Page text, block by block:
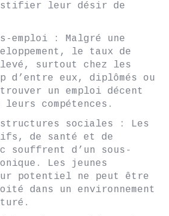
leur désir de
emploi : Malgré une
le taux de
surtout chez les
d’entre eux, diplômés ou
un emploi décent
compétences.
sociales : Les
de santé et de
souffrent d’un sous-
Les jeunes
potentiel ne peut être
dans un environnement